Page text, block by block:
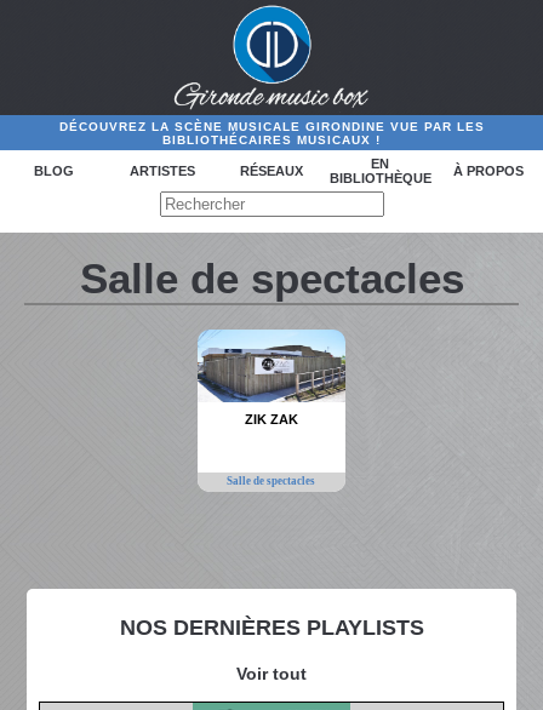
DÉCOUVREZ LA SCÈNE MUSICALE GIRONDINE VUE PAR LES
BIBLIOTHÉCAIRES MUSICAUX !
BLOG ARTISTES RÉSEAUX
EN
BIBLIOTHÈQUE
À PROPOS
NOS DERNIÈRES PLAYLISTS
Voir tout
Salle de spectacles
ZIK ZAK
Salle de spectacles